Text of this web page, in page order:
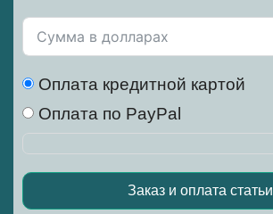
Оплата кредитной картой
Оплата по PayPal
Заказ и оплата статьи